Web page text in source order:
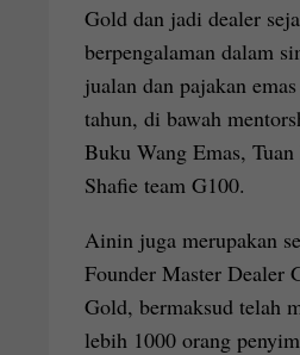
Gold dan jadi dealer
berpengalaman dalam
jualan dan pajakan
tahun, di bawah
Buku Wang Emas,
Shafie team G100.
Ainin juga merupakan
Founder Master Dealer
Gold, bermaksud telah
lebih 1000 orang